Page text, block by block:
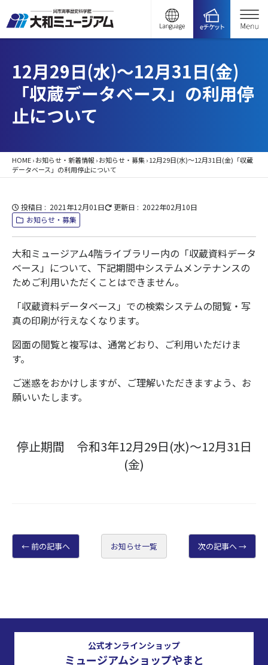
12月29日(水)～12月31日(金)
「収蔵データベース」の利用停
止について
HOME›お知らせ・新着情報 ›お知らせ・募集›12月29日(水)～12月31日(金)「収蔵
データベース」の利用停止について
投稿日 2021年12月01日 更新日
2022年02月10日
お知らせ・募集
大和ミュージアム4階ライブラリー内の「収蔵資料データ
ベース」について、下記期間中システムメンテナンスの
ためご利用いただくことはできません。
「収蔵資料データベース」での検索システムの閲覧・写
真の印刷が行えなくなります。
図面の閲覧と複写は、通常どおり、ご利用いただけま
す。
ご迷惑をおかけしますが、ご理解いただきますよう、お
願いいたします。
停止期間 令和3年12月29日(水)～12月31日
(金)
前の記事へ お知らせ一覧 次の記事へ
公式オンラインショップ
ミュージアムショップやまと